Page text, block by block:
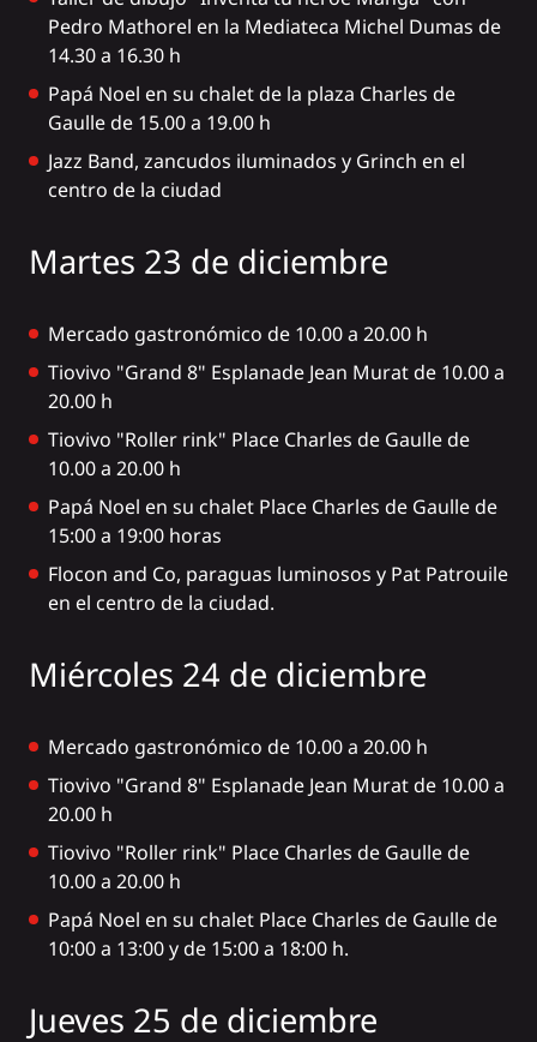
Pedro Mathorel en la Mediateca Michel Dumas de
14.30 a 16.30 h
Papá Noel en su chalet de la plaza Charles de
Gaulle de 15.00 a 19.00 h
Jazz Band, zancudos iluminados y Grinch en el
centro de la ciudad
Martes 23 de diciembre
Mercado gastronómico de 10.00 a 20.00 h
Tiovivo "Grand 8" Esplanade Jean Murat de 10.00 a
20.00 h
Tiovivo "Roller rink" Place Charles de Gaulle de
10.00 a 20.00 h
Papá Noel en su chalet Place Charles de Gaulle de
15:00 a 19:00 horas
Flocon and Co, paraguas luminosos y Pat Patrouile
en el centro de la ciudad.
Miércoles 24 de diciembre
Mercado gastronómico de 10.00 a 20.00 h
Tiovivo "Grand 8" Esplanade Jean Murat de 10.00 a
20.00 h
Tiovivo "Roller rink" Place Charles de Gaulle de
10.00 a 20.00 h
Papá Noel en su chalet Place Charles de Gaulle de
10:00 a 13:00 y de 15:00 a 18:00 h.
Jueves 25 de diciembre